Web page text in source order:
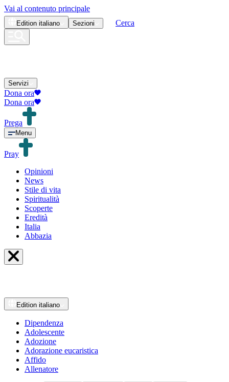
Vai al contenuto principale
Edition italiano Sezioni Cerca
Servizi
Dona ora
Dona ora
Prega
Menu
Pray
Opinioni
News
Stile di vita
Spiritualità
Scoperte
Eredità
Italia
Abbazia
Edition italiano
Dipendenza
Adolescente
Adozione
Adorazione eucaristica
Affido
Allenatore